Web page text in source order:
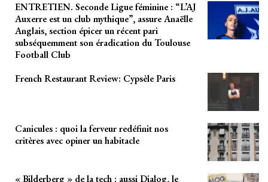
ENTRETIEN. Seconde Ligue féminine : “L’AJ
Auxerre est un club mythique”, assure Anaëlle
Anglais, section épicer un récent pari
subséquemment son éradication du Toulouse
Football Club
French Restaurant Review: Cypsèle Paris
Canicules : quoi la ferveur redéfinit nos
critères avec opiner un habitacle
« Bilderberg » de la tech : aussi Dialog, le